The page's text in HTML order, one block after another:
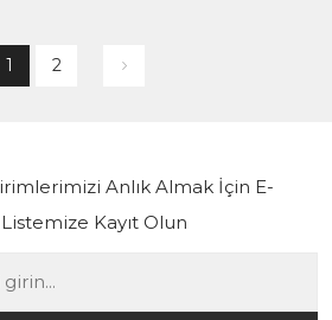
1 2
Anlık Almak İçin E-
Kayıt Olun